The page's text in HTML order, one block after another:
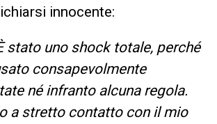
innocente:
stato uno shock totale, perché
consapevolmente
né infranto alcuna regola.
a stretto contatto con il mio